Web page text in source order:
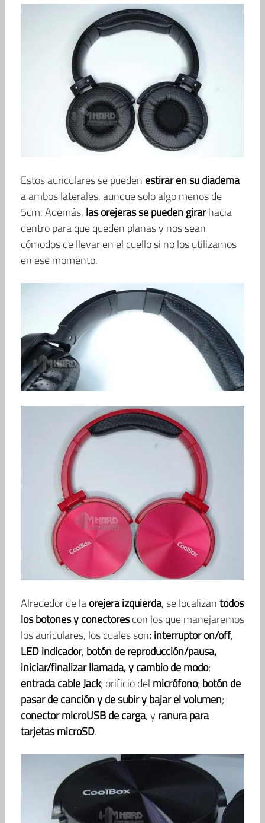
Estos auriculares se pueden estirar en su diadema
a ambos laterales, aunque solo algo menos de
5cm. Además, las orejeras se pueden girarhacia
dentro para que queden planas y nos sean
cómodos de llevar en el cuello si no los utilizamos
en ese momento.
Alrededor de laorejera izquierda, se localizantodos
los botones y conectorescon los que manejaremos
los auriculares, los cuales son: interruptor on/off,
LED indicador, botón de reproducción/pausa,
iniciar/finalizar llamada, y cambio de modo;
entrada cable Jack; orificio del micrófono; botón de
pasar de canción y de subir y bajar el volumen;
conector microUSB de carga, y ranura para
tarjetas microSD.